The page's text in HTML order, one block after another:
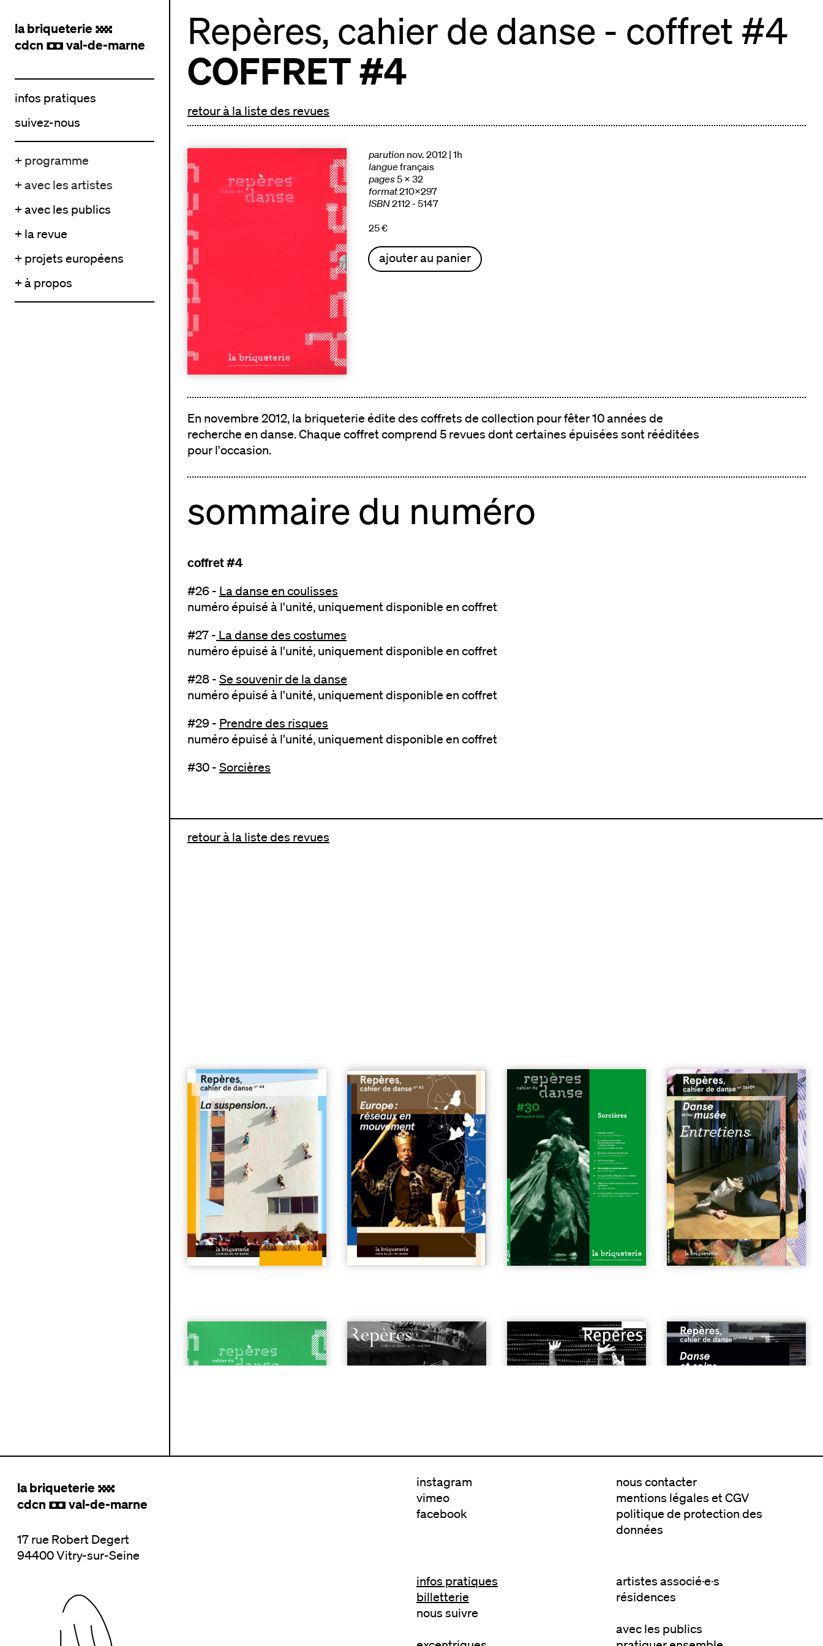
la briqueterie .
cdcn , val-de-marne
infos pratiques
suivez-nous
+ programme
+ avec les artistes
+ avec les publics
+ la revue
+ projets européens
+ à propos
Repères, cahier de danse - coffret #4
COFFRET #4
retour à la liste des revues
parution nov. 2012 | 1h
langue français
pages5 x 32
format210x297
ISBN2112 - 5147
25 €
ajouter au panier
En novembre 2012, la briqueterie édite des coffrets de collection pour fêter 10 années de
recherche en danse. Chaque coffret comprend 5 revues dont certaines épuisées sont rééditées
pour l'occasion.
sommaire du numéro
coffret #4
#26 - La danse en coulisses
numéro épuisé à l'unité, uniquement disponible en coffret
#27 - La danse des costumes
numéro épuisé à l'unité, uniquement disponible en coffret
#28 - Se souvenir de la danse
numéro épuisé à l'unité, uniquement disponible en coffret
#29 - Prendre des risques
numéro épuisé à l'unité, uniquement disponible en coffret
#30 - Sorcières
retour à la liste des revues
n°44 | La suspension...| 7€
n°43 | Europe : réseaux en
mouvement| 7€
n°30 | Sorcières| 6€
n°38-39 | Danse et/au musée
| 12€
coffret #5 n°25 | Mettre en commun| 6€
n°12 | Danse baroque, danse
africaine…| 5€
n°46 | Danse et Soins| 7€
la briqueterie .
cdcn , val-de-marne
17 rue Robert Degert
94400 Vitry-sur-Seine
instagram
vimeo
facebook
nous contacter
mentions légales et CGV
politique de protection des
données
infos pratiques
billetterie
nous suivre
artistes associé·e·s
résidences
avec les publics